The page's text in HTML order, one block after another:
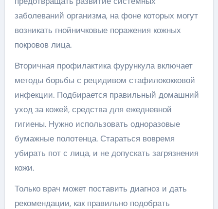
заболеваний организма, на фоне которых могут
возникать гнойничковые поражения кожных
покровов лица.
Вторичная профилактика фурункула включает
методы борьбы с рецидивом стафилококковой
инфекции. Подбирается правильный домашний
уход за кожей, средства для ежедневной
гигиены. Нужно использовать одноразовые
бумажные полотенца. Стараться вовремя
убирать пот с лица, и не допускать загрязнения
кожи.
Только врач может поставить диагноз и дать
рекомендации, как правильно подобрать